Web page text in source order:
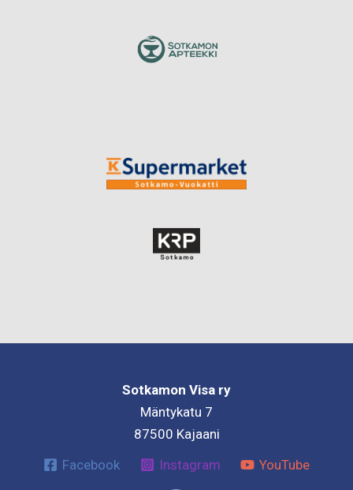
Sotkamon Visa ry
Mäntykatu 7
87500 Kajaani
Facebook
Instagram YouTube